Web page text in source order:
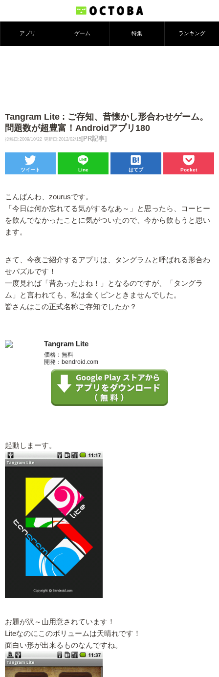
アプリ ゲーム 特集 ランキング
Tangram Lite : ご存知、昔懐かし形合わせゲーム。
問題数が超豊富！Androidアプリ180
投稿日:2009/10/22 更新日:2012/02/15 [PR記事]
ツイート Line はてブ Pocket
こんばんわ、zourusです。
「今日は何か忘れてる気がするなあ～」と思ったら、コーヒー
を飲んでなかったことに気がついたので、今から飲もうと思い
ます。
さて、今夜ご紹介するアプリは、タングラムと呼ばれる形合わ
せパズルです！
一度見れば「昔あったよね！」となるのですが、「タングラ
ム」と言われても、私は全くピンときませんでした。
皆さんはこの正式名称ご存知でしたか？
Tangram Lite
価格：無料
開発：bendroid.com
起動しまーす。
お題が沢～山用意されています！
Liteなのにこのボリュームは天晴れです！
面白い形が出来るものなんですね。